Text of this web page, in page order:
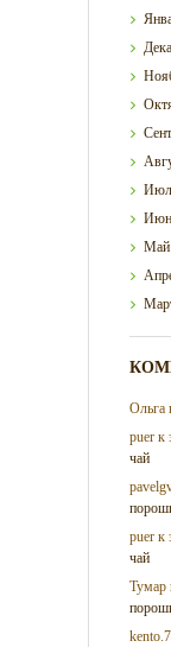
Ольга
puer к
чай
puer к
чай
Тумар